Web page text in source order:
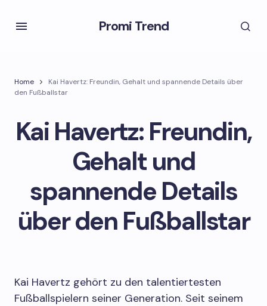
Promi Trend
Home
Kai Havertz: Freundin, Gehalt und spannende Details über
den Fußballstar
Kai Havertz: Freundin,
Gehalt und
spannende Details
über den Fußballstar
Kai Havertz gehört zu den talentiertesten
Fußballspielern seiner Generation. Seit seinem